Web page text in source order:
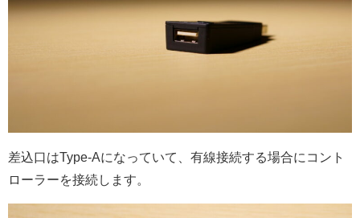
差込口はType-Aになっていて、有線接続する場合にコント
ローラーを接続します。